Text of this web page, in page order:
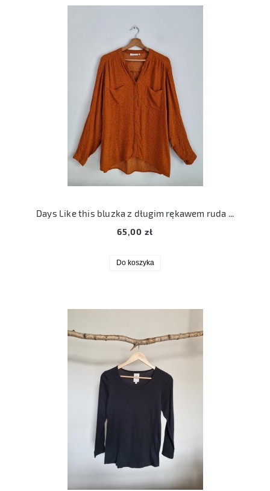
Days Like this bluzka z długim rękawem ruda XL bb colett blouse 42
65,00 zł
Do koszyka